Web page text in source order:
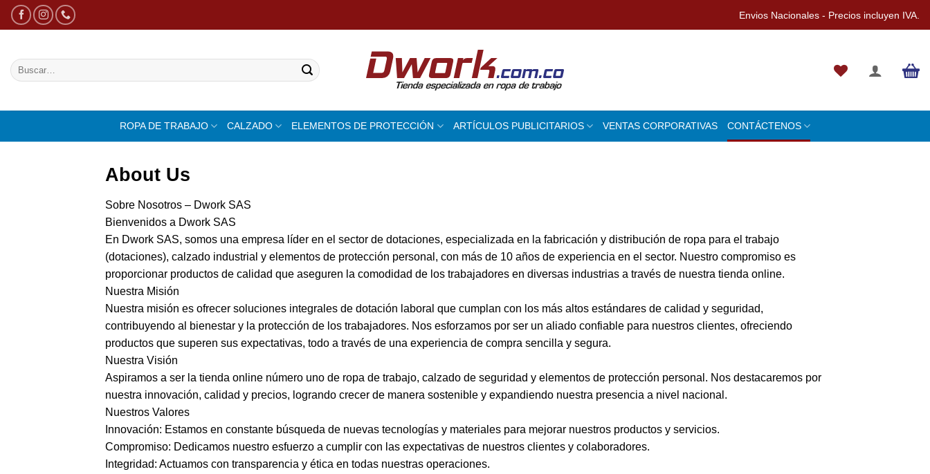
Saltar
Envios Nacionales - Precios incluyen IVA.
Buscar
por:
ROPA DE TRABAJO CALZADO ELEMENTOS DE PROTECCIÓN ARTÍCULOS PUBLICITARIOS VENTAS CORPORATIVAS CONTÁCTENOS
About Us
Sobre Nosotros – Dwork SAS
Bienvenidos a Dwork SAS
En Dwork SAS, somos una empresa líder en el sector de dotaciones, especializada en la fabricación y distribución de ropa para el trabajo
(dotaciones), calzado industrial y elementos de protección personal, con más de 10 años de experiencia en el sector. Nuestro compromiso es
proporcionar productos de calidad que aseguren la comodidad de los trabajadores en diversas industrias a través de nuestra tienda online.
Nuestra Misión
Nuestra misión es ofrecer soluciones integrales de dotación laboral que cumplan con los más altos estándares de calidad y seguridad,
contribuyendo al bienestar y la protección de los trabajadores. Nos esforzamos por ser un aliado confiable para nuestros clientes, ofreciendo
productos que superen sus expectativas, todo a través de una experiencia de compra sencilla y segura.
Nuestra Visión
Aspiramos a ser la tienda online número uno de ropa de trabajo, calzado de seguridad y elementos de protección personal. Nos destacaremos por
nuestra innovación, calidad y precios, logrando crecer de manera sostenible y expandiendo nuestra presencia a nivel nacional.
Nuestros Valores
Innovación: Estamos en constante búsqueda de nuevas tecnologías y materiales para mejorar nuestros productos y servicios.
Compromiso: Dedicamos nuestro esfuerzo a cumplir con las expectativas de nuestros clientes y colaboradores.
Integridad: Actuamos con transparencia y ética en todas nuestras operaciones.